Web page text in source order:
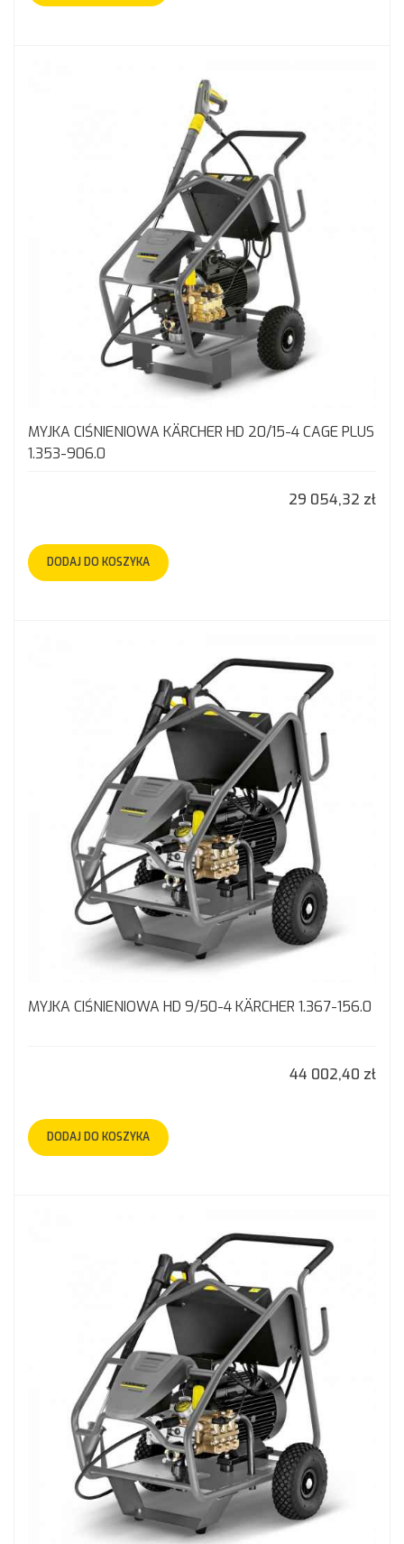
MYJKA CIŚNIENIOWA KÄRCHER HD 20/15-4 CAGE PLUS
1.353-906.0
29 054,32 zł
DODAJ DO KOSZYKA
MYJKA CIŚNIENIOWA HD 9/50-4 KÄRCHER 1.367-156.0
44 002,40 zł
DODAJ DO KOSZYKA